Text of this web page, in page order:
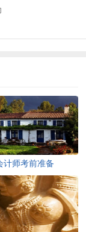
计师考前准备